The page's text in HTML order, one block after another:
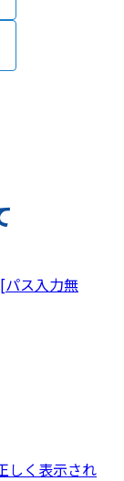
パス入力無
しく表示され